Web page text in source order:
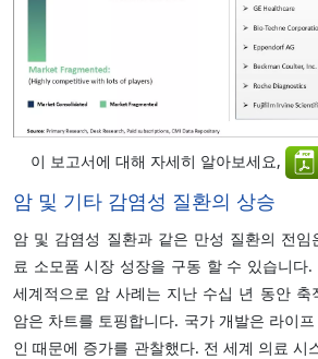
이 보고서에 대해 자세히 알아보세요,
암 및 기타 감염성 질환의 상승
암 및 감염성 질환과 같은 만성 질환의 전임
료 소모품 시장 성장을 구동 할 수 있습니다
세계적으로 암 사례는 지난 수십 년 동안 축
암은 차트를 토핑합니다. 국가 개발은 라이
인 때문에 증가를 관찰했다. 전 세계 의료 시